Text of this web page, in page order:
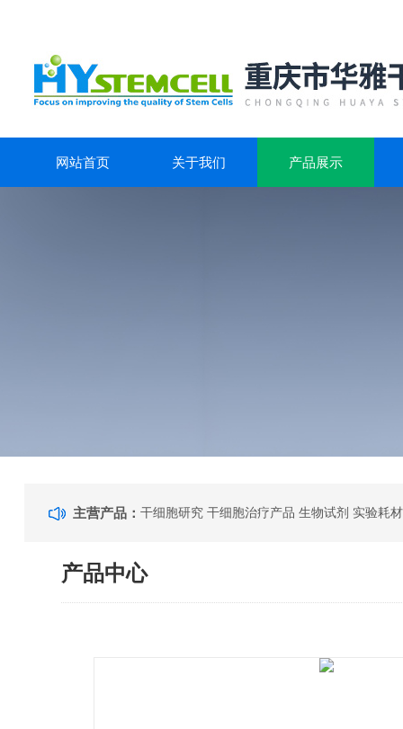
网站首页 关于我们 产品展示
主营产品：干细胞研究 干细胞治疗产品 生物试剂 实验耗
产品中心